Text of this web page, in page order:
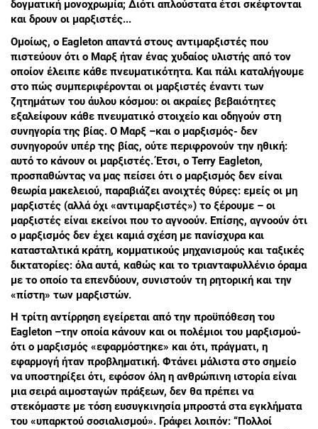
δογματική μονοχρωμία; Διότι απλούστατα έτσι σκέφτονται
και δρουν οι μαρξιστές...
Ομοίως, ο Eagleton απαντά στους αντιμαρξιστές που
πιστεύουν ότι ο Μαρξ ήταν ένας χυδαίος υλιστής από τον
οποίον έλειπε κάθε πνευματικότητα. Και πάλι καταλήγουμε
στο πώς συμπεριφέρονται οι μαρξιστές έναντι των
ζητημάτων του άυλου κόσμου: οι ακραίες βεβαιότητες
εξαλείφουν κάθε πνευματικό στοιχείο και οδηγούν στη
συνηγορία της βίας. Ο Μαρξ –και ο μαρξισμός- δεν
συνηγορούν υπέρ της βίας, ούτε περιφρονούν την ηθική:
αυτό το κάνουν οι μαρξιστές. Έτσι, ο Terry Eagleton,
προσπαθώντας να μας πείσει ότι ο μαρξισμός δεν είναι
θεωρία μακελειού, παραβιάζει ανοιχτές θύρες: εμείς οι μη
μαρξιστές (αλλά όχι «αντιμαρξιστές») το ξέρουμε – οι
μαρξιστές είναι εκείνοι που το αγνοούν. Επίσης, αγνοούν ότι
ο μαρξισμός δεν έχει καμιά σχέση με πανίσχυρα και
κατασταλτικά κράτη, κομματικούς μηχανισμούς και ταξικές
δικτατορίες: όλα αυτά, καθώς και το τριανταφυλλένιο όραμα
με το οποίο τα επενδύουν, συνιστούν τη ρητορική και την
«πίστη» των μαρξιστών.
Η τρίτη αντίρρηση εγείρεται από την προϋπόθεση του
Eagleton –την οποία κάνουν και οι πολέμιοι του μαρξισμού-
ότι ο μαρξισμός «εφαρμόστηκε» και ότι, πράγματι, η
εφαρμογή ήταν προβληματική. Φτάνει μάλιστα στο σημείο
να υποστηρίξει ότι, εφόσον όλη η ανθρώπινη ιστορία είναι
μια σειρά αιμοσταγών πράξεων, δεν θα πρέπει να
στεκόμαστε με τόση ευσυγκινησία μπροστά στα εγκλήματα
του «υπαρκτού σοσιαλισμού». Γράφει λοιπόν: “Πολλοί